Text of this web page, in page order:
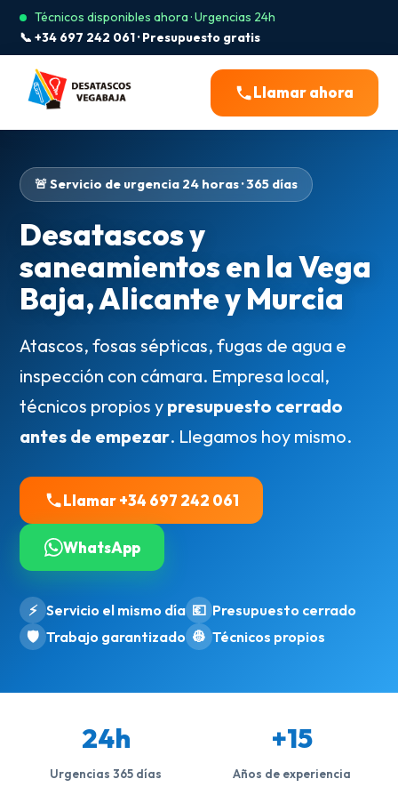
Técnicos disponibles ahora · Urgencias 24h
📞 +34 697 242 061 · Presupuesto gratis
Llamar ahora
🚨 Servicio de urgencia 24 horas · 365 días
Desatascos y
saneamientos en la Vega
Baja, Alicante y Murcia
Atascos, fosas sépticas, fugas de agua e
inspección con cámara. Empresa local,
técnicos propios y presupuesto cerrado
antes de empezar. Llegamos hoy mismo.
Llamar +34 697 242 061
WhatsApp
⚡ Servicio el mismo día 💶 Presupuesto cerrado
🛡️ Trabajo garantizado 👷 Técnicos propios
24h
Urgencias 365 días
+15
Años de experiencia